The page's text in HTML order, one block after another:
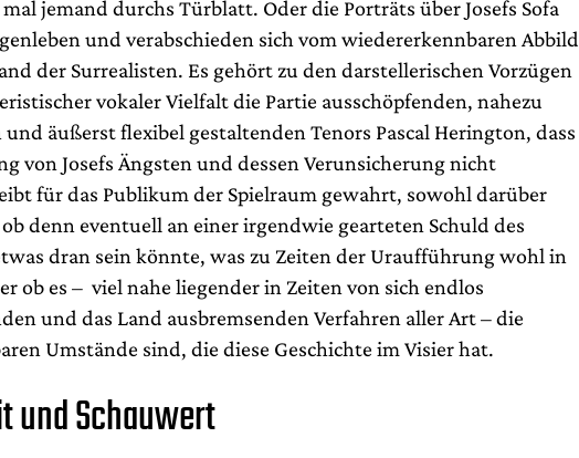
jemand durchs Türblatt. Oder die Porträts über Josefs Sofa
und verabschieden sich vom wiedererkennbaren Abbild
der Surrealisten. Es gehört zu den darstellerischen Vorzügen
vokaler Vielfalt die Partie ausschöpfenden, nahezu
äußerst flexibel gestaltenden Tenors Pascal Herington, dass
von Josefs Ängsten und dessen Verunsicherung nicht
für das Publikum der Spielraum gewahrt, sowohl darüber
denn eventuell an einer irgendwie gearteten Schuld des
dran sein könnte, was zu Zeiten der Uraufführung wohl in
ob es – viel nahe liegender in Zeiten von sich endlos
und das Land ausbremsenden Verfahren aller Art – die
Umstände sind, die diese Geschichte im Visier hat.
und Schauwert